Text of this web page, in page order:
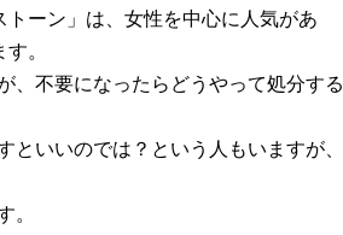
ーン」は、女性を中心に人気があ
。
、不要になったらどうやって処分する
いいのでは？という人もいますが、
。